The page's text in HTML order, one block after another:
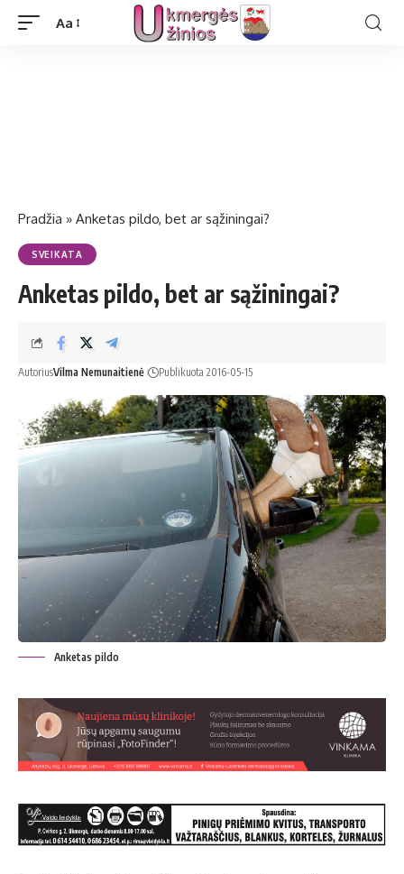
Aa
Pradžia » Anketas pildo, bet ar sąžiningai?
SVEIKATA
Anketas pildo, bet ar sąžiningai?
AutoriusVilma Nemunaitienė Publikuota 2016-05-15
Anketas pildo